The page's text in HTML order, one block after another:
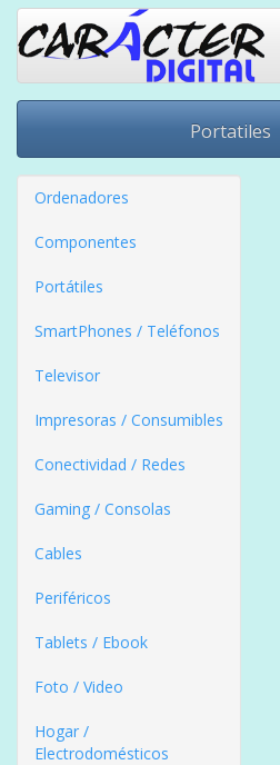
Portatiles
Ordenadores
Componentes
Portátiles
SmartPhones / Teléfonos
Televisor
Impresoras / Consumibles
Conectividad / Redes
Gaming / Consolas
Cables
Periféricos
Tablets / Ebook
Foto / Video
Hogar /
Electrodomésticos